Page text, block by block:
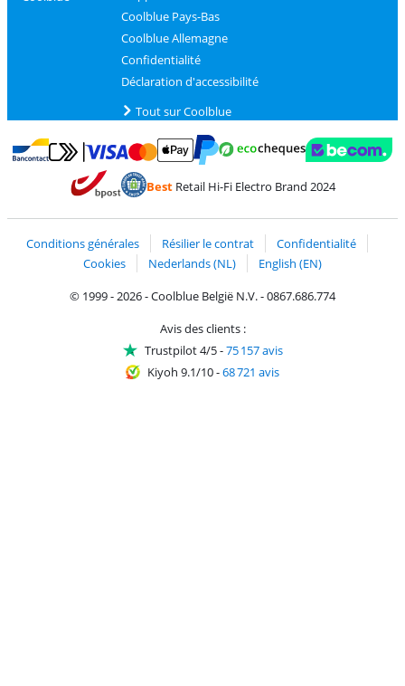
Coolblue Pays-Bas
Coolblue Allemagne
Confidentialité
Déclaration d'accessibilité
Tout sur Coolblue
Payer avec Bancontact
Payer avec MasterCard et Visa via ClickToPay
BestRetail Hi-Fi Electro Brand 2024
Conditions générales Résilier le contrat
Confidentialité
Cookies
Nederlands (NL)
English (EN)
© 1999 - 2026 - Coolblue België N.V. - 0867.686.774
Avis des clients :
Trustpilot 4/5-75 157 avis
Kiyoh 9.1/10-68 721 avis